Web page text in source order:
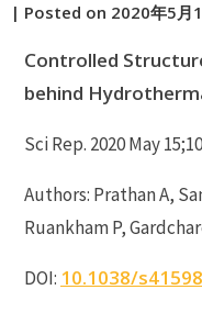
by
| Posted on 2020年5月
Controlled
behind
Sci Rep. 2020 May
Authors: Prathan A,
Ruankham P,
DOI: 10.1038/